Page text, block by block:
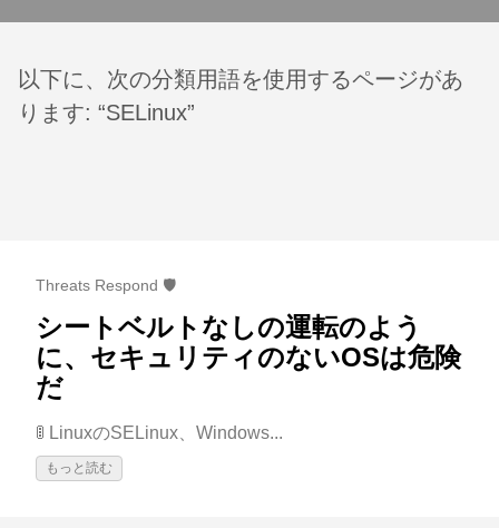
以下に、次の分類用語を使用するページがあ
ります: “SELinux”
Threats Respond 🛡️
シートベルトなしの運転のよう
に、セキュリティのないOSは危険
だ
🚦 LinuxのSELinux、Windows...
もっと読む